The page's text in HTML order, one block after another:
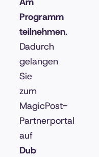
Programm
teilnehmen.
Dadurch
gelangen
Sie
zum
MagicPost-
Partnerportal
auf
Dub